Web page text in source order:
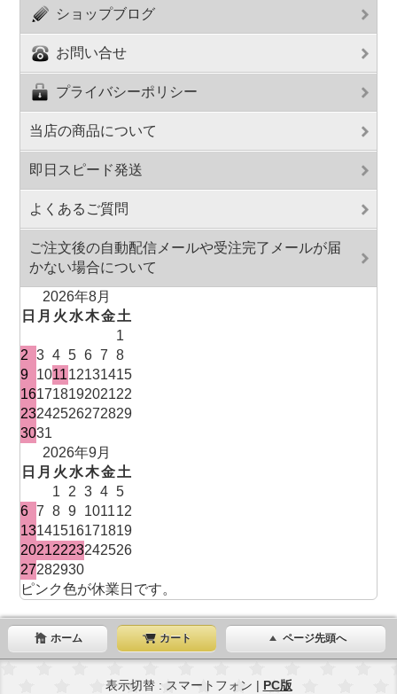
ショップブログ
お問い合せ
プライバシーポリシー
当店の商品について
即日スピード発送
よくあるご質問
ご注文後の自動配信メールや受注完了メールが届
かない場合について
2026年8月
日 月 火 水木金土
1
2
3 4 5 6 7
8
9 101112131415
16171819202122
23242526272829
3031
2026年9月
日 月 火 水木金土
1
2 3 4 5
6 7 8 9 101112
13141516171819
20212223242526
27282930
ピンク色が休業日です。
ホーム カート ページ先頭へ
表示切替 : スマートフォン | PC版